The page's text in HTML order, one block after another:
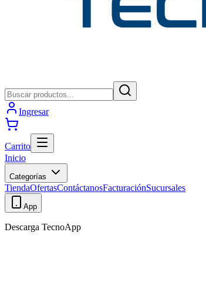
Ingresar
Carrito
Inicio
Categorías
TiendaOfertasContáctanosFacturaciónSucursales
App
Descarga TecnoApp